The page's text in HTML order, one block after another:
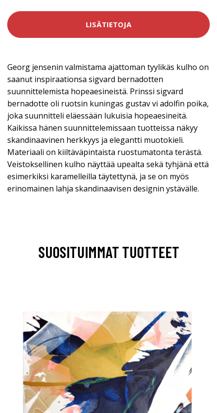
LISÄTIETOJA
Georg jensenin valmistama ajattoman tyylikäs kulho on
saanut inspiraationsa sigvard bernadotten
suunnittelemista hopeaesineistä. Prinssi sigvard
bernadotte oli ruotsin kuningas gustav vi adolfin poika,
joka suunnitteli eläessään lukuisia hopeaesineitä.
Kaikissa hänen suunnittelemissaan tuotteissa näkyy
skandinaavinen herkkyys ja elegantti muotokieli.
Materiaali on kiiltäväpintaista ruostumatonta terästä.
Veistoksellinen kulho näyttää upealta sekä tyhjänä että
esimerkiksi karamelleilla täytettynä, ja se on myös
erinomainen lahja skandinaavisen designin ystävälle.
SUOSITUIMMAT TUOTTEET